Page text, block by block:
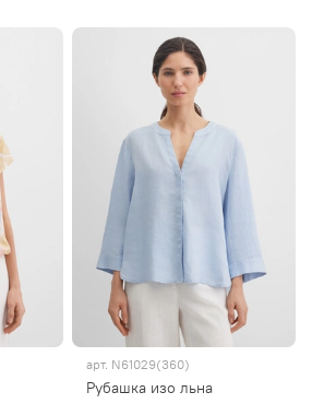
арт. N61029(360)
Рубашка изо льна